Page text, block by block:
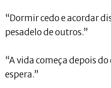
“Dormir cedo e acordar
pesadelo de outros.”
“A vida começa depois
espera.”